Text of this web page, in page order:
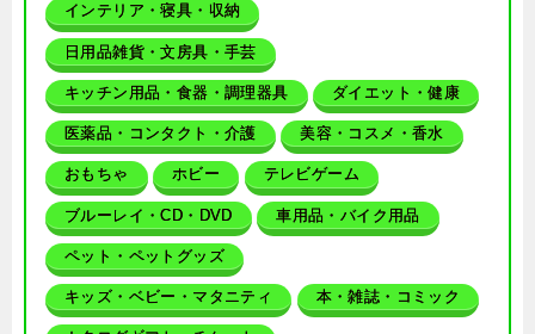
インテリア・寝具・収納
日用品雑貨・文房具・手芸
キッチン用品・食器・調理器具 ダイエット・健康
医薬品・コンタクト・介護 美容・コスメ・香水
おもちゃ ホビー テレビゲーム
ブルーレイ・CD・DVD 車用品・バイク用品
ペット・ペットグッズ
キッズ・ベビー・マタニティ 本・雑誌・コミック